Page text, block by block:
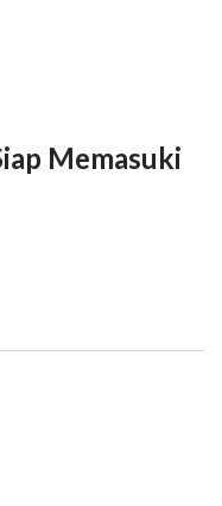
Memasuki